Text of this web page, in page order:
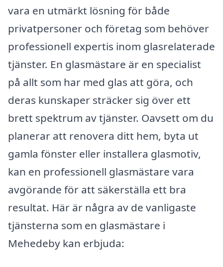
vara en utmärkt lösning för både
privatpersoner och företag som behöver
professionell expertis inom glasrelaterade
tjänster. En glasmästare är en specialist
på allt som har med glas att göra, och
deras kunskaper sträcker sig över ett
brett spektrum av tjänster. Oavsett om du
planerar att renovera ditt hem, byta ut
gamla fönster eller installera glasmotiv,
kan en professionell glasmästare vara
avgörande för att säkerställa ett bra
resultat. Här är några av de vanligaste
tjänsterna som en glasmästare i
Mehedeby kan erbjuda: